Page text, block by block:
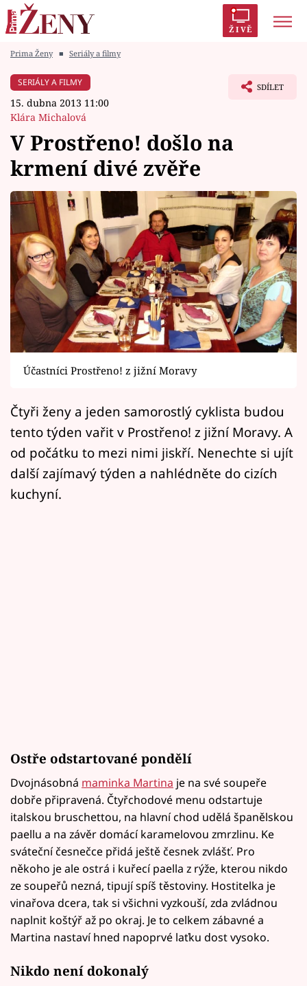
ŽIVĚ
Módní alarm
Témata
Celebrity
Vztahy
Seriály
Horoskopy
Sledujte prima+
Filmový festival Karlovy Vary
Pořady
Mámy sobě
Přihlášení
Prima Ženy ■ Seriály a filmy
SERIÁLY A FILMY
15. dubna 2013 11:00
Klára Michalová
SDÍLET
V Prostřeno! došlo na
krmení divé zvěře
Účastníci Prostřeno! z jižní Moravy
Čtyři ženy a jeden samorostlý cyklista budou
tento týden vařit v Prostřeno! z jižní Moravy. A
od počátku to mezi nimi jiskří. Nenechte si ujít
další zajímavý týden a nahlédněte do cizích
kuchyní.
Ostře odstartované pondělí
Dvojnásobná maminka Martina je na své soupeře
dobře připravená. Čtyřchodové menu odstartuje
italskou bruschettou, na hlavní chod udělá španělskou
paellu a na závěr domácí karamelovou zmrzlinu. Ke
sváteční česnečce přidá ještě česnek zvlášť. Pro
někoho je ale ostrá i kuřecí paella z rýže, kterou nikdo
ze soupeřů nezná, tipují spíš těstoviny. Hostitelka je
vinařova dcera, tak si všichni vyzkouší, zda zvládnou
naplnit koštýř až po okraj. Je to celkem zábavné a
Martina nastaví hned napoprvé laťku dost vysoko.
Nikdo není dokonalý